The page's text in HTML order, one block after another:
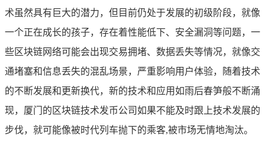
术虽然具有巨大的潜力，但目前仍处于发展的初级阶段，就像
一个正在成长的孩子，存在着性能低下、安全漏洞等问题，一
些区块链网络可能会出现交易拥堵、数据丢失等情况，就像交
通堵塞和信息丢失的混乱场景，严重影响用户体验，随着技术
的不断发展和更新换代，新的技术和应用如雨后春笋般不断涌
现，厦门的区块链技术发币公司如果不能及时跟上技术发展的
步伐，就可能像被时代列车抛下的乘客,被市场无情地淘汰。